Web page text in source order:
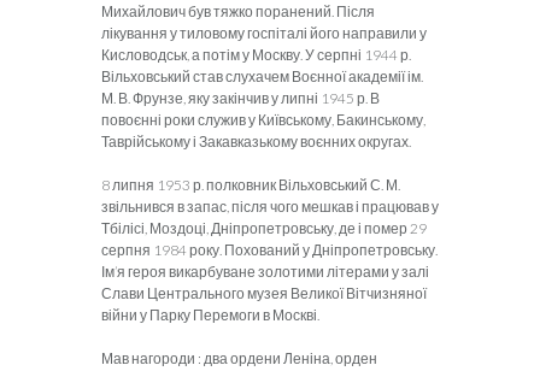
Михайлович був тяжко поранений. Після
лікування у тиловому госпіталі його направили у
Кисловодськ, а потім у Москву. У серпні 1944 р.
Вільховський став слухачем Воєнної академії ім.
М. В. Фрунзе, яку закінчив у липні 1945 р. В
повоєнні роки служив у Київському, Бакинському,
Таврійському і Закавказькому воєнних округах.
8 липня 1953 р. полковник Вільховський С. М.
звільнився в запас, після чого мешкав і працював у
Тбілісі, Моздоці, Дніпропетровську, де і помер 29
серпня 1984 року. Похований у Дніпропетровську.
Ім’я героя викарбуване золотими літерами у залі
Слави Центрального музея Великої Вітчизняної
війни у Парку Перемоги в Москві.
Мав нагороди : два ордени Леніна, орден